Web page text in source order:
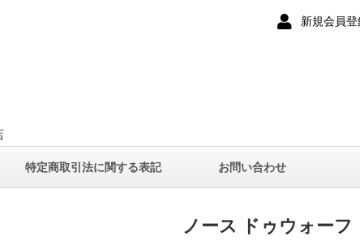
新規会員登
特定商取引法に関する表記 お問い合わせ
ノース ドゥウォー